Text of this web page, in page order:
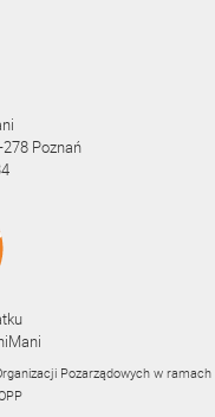
Poznań
Pozarządowych w ramach